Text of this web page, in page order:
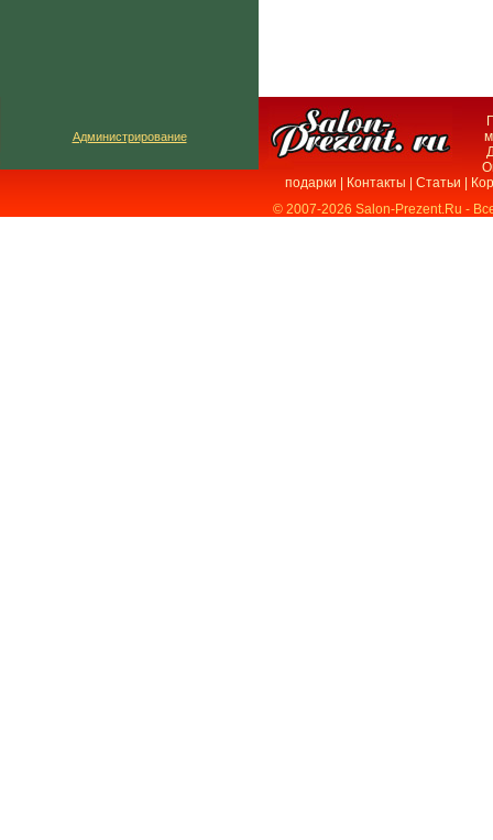
Администрирование
подарки
Контакты Статьи
© 2007-2026 Salon-Prezent.Ru -